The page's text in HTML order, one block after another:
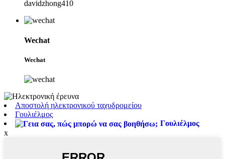
davidzhong410
Wechat
Wechat
Αποστολή ηλεκτρονικού ταχυδρομείου
Γουλιέλμος
Γουλιέλμος
x